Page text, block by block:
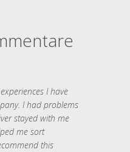
I have
I had problems
stayed with me
me sort
this